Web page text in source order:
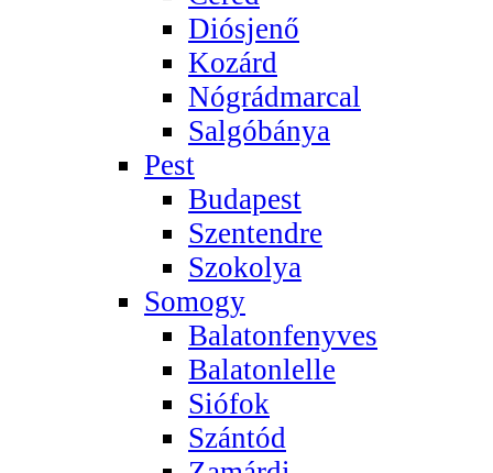
Diósjenő
Kozárd
Nógrádmarcal
Salgóbánya
Pest
Budapest
Szentendre
Szokolya
Somogy
Balatonfenyves
Balatonlelle
Siófok
Szántód